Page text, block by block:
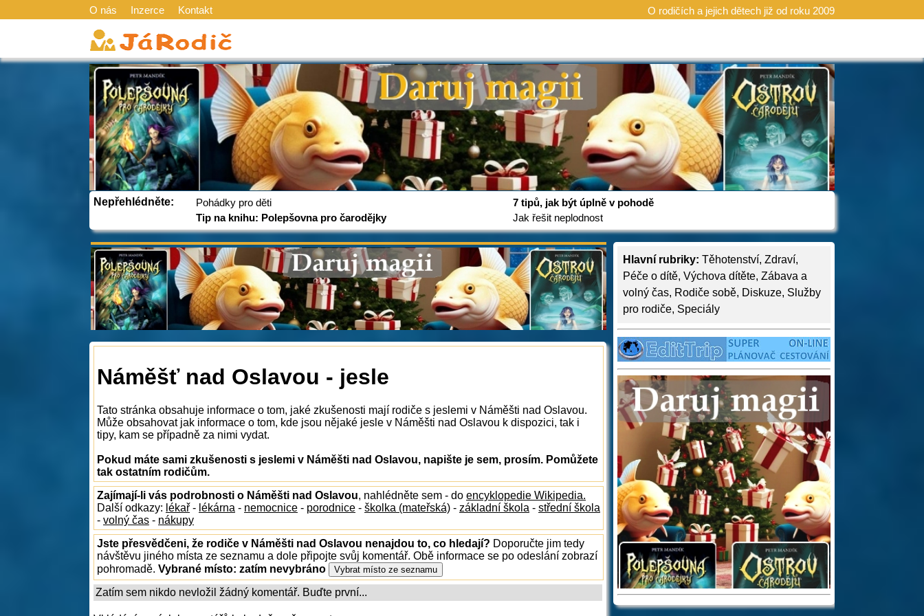
O nás Inzerce Kontakt O rodičích a jejich dětech již od roku 2009
Nepřehlédněte:
Pohádky pro děti
Tip na knihu: Polepšovna pro čarodějky
7 tipů, jak být úplně v pohodě
Jak řešit neplodnost
Hlavní rubriky: Těhotenství, Zdraví,
Péče o dítě, Výchova dítěte, Zábava a
volný čas, Rodiče sobě, Diskuze, Služby
pro rodiče, Speciály
Náměšť nad Oslavou - jesle
Tato stránka obsahuje informace o tom, jaké zkušenosti mají rodiče s jeslemi v Náměšti nad Oslavou.
Může obsahovat jak informace o tom, kde jsou nějaké jesle v Náměšti nad Oslavou k dispozici, tak i
tipy, kam se případně za nimi vydat.
Pokud máte sami zkušenosti s jeslemi v Náměšti nad Oslavou, napište je sem, prosím. Pomůžete
tak ostatním rodičům.
Zajímají-li vás podrobnosti o Náměšti nad Oslavou, nahlédněte sem - do encyklopedie Wikipedia.
Další odkazy: lékař - lékárna - nemocnice - porodnice - školka (mateřská) - základní škola - střední škola
- volný čas - nákupy
Jste přesvědčeni, že rodiče v Náměšti nad Oslavou nenajdou to, co hledají? Doporučte jim tedy
návštěvu jiného místa ze seznamu a dole připojte svůj komentář. Obě informace se po odeslání zobrazí
pohromadě. Vybrané místo: zatím nevybráno
Zatím sem nikdo nevložil žádný komentář. Buďte první...